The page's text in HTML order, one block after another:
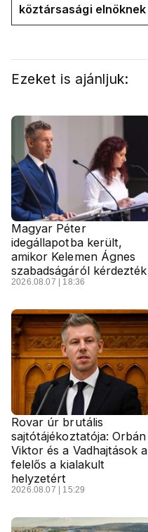
köztársasági elnöknek
Ezeket is ajánljuk:
Magyar Péter
idegállapotba került,
amikor Kelemen Ágnes
szabadságáról kérdezték
2026.08.07 | 18:36
Rovar úr brutális
sajtótájékoztatója: Orbán
Viktor és a Vadhajtások a
felelős a kialakult
helyzetért
2026.08.07 | 15:29